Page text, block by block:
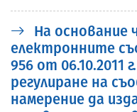
На основание
електронните
956 от 06.10.2011
регулиране на
намерение да